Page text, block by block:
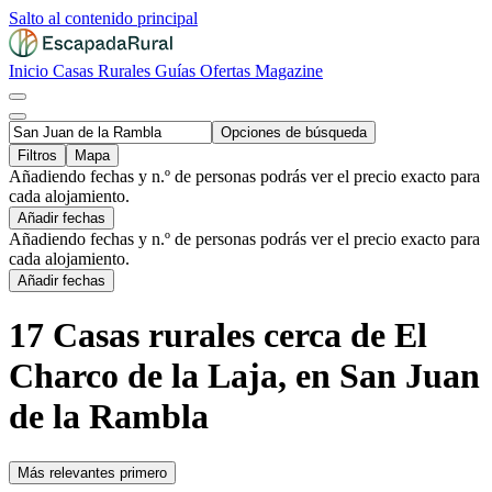
Salto al contenido principal
Inicio Casas Rurales Guías Ofertas Magazine
Opciones de búsqueda
Filtros
Mapa
Añadiendo fechas y n.º de personas podrás ver el precio exacto para
cada alojamiento.
Añadir fechas
Añadiendo fechas y n.º de personas podrás ver el precio exacto para
cada alojamiento.
Añadir fechas
17 Casas rurales cerca de El
Charco de la Laja, en San Juan
de la Rambla
Más relevantes primero